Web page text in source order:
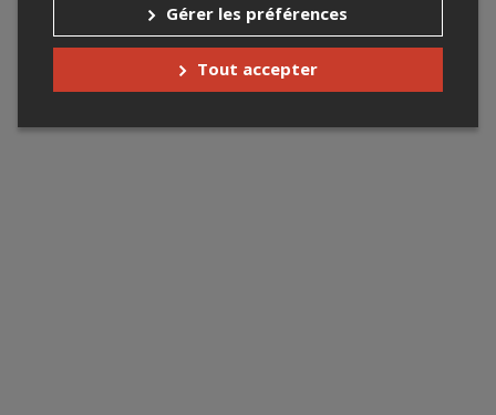
Gérer les préférences
Tout accepter